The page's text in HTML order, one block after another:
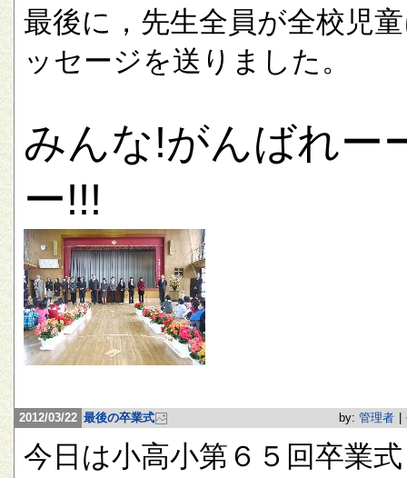
最後に，先生全員が全校児
ッセージを送りました。
みんな!がんばれー
ー!!!
2012/03/22 最後の卒業式 by: 管理者
今日は小高小第６５回卒業